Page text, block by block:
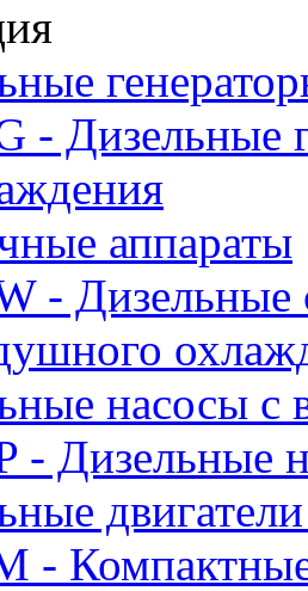
- Дизельные
аппараты
- Дизельные
насосы
- Дизельные
-